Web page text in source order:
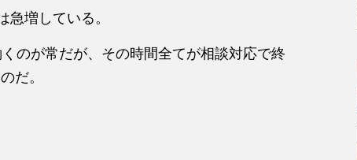
急増している。
のが常だが、その時間全てが相談対応で終
だ。